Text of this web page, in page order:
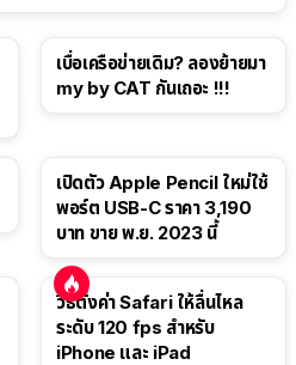
เบื่อเครือข่ายเดิม? ลองย้ายมา
my by CAT กันเถอะ !!!
เปิดตัว Apple Pencil ใหม่ใช้
พอร์ต USB-C ราคา 3,190
บาท ขาย พ.ย. 2023 นี้
วิธีตั้งค่า Safari ให้ลื่นไหล
ระดับ 120 fps สำหรับ
iPhone และ iPad